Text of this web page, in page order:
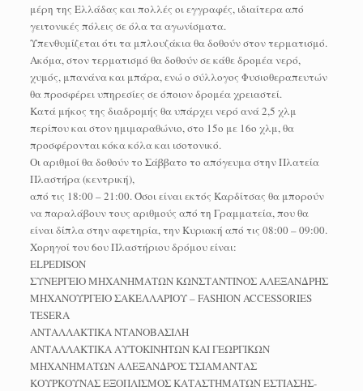
μέρη της Ελλάδας και πολλές οι εγγραφές, ιδιαίτερα από
γειτονικές πόλεις σε όλα τα αγωνίσματα.
Υπενθυμίζεται ότι τα μπλουζάκια θα δοθούν στον τερματισμό.
Ακόμα, στον τερματισμό θα δοθούν σε κάθε δρομέα νερό,
χυμός, μπανάνα και μπάρα, ενώ ο σύλλογος Φυσιοθεραπευτών
θα προσφέρει υπηρεσίες σε όποιον δρομέα χρειαστεί.
Κατά μήκος της διαδρομής θα υπάρχει νερό ανά 2,5 χλμ
περίπου και στον ημιμαραθώνιο, στο 15ο με 16ο χλμ, θα
προσφέρονται κόκα κόλα και ισοτονικό.
Οι αριθμοί θα δοθούν το Σάββατο το απόγευμα στην Πλατεία
Πλαστήρα (κεντρική),
από τις 18:00 – 21:00. Όσοι είναι εκτός Καρδίτσας θα μπορούν
να παραλάβουν τους αριθμούς από τη Γραμματεία, που θα
είναι δίπλα στην αφετηρία, την Κυριακή από τις 08:00 – 09:00.
Χορηγοί του 6ου Πλαστήριου δρόμου είναι:
ELPEDISON
ΣΥΝΕΡΓΕΙΟ ΜΗΧΑΝΗΜΑΤΩΝ ΚΩΝΣΤΑΝΤΙΝΟΣ ΑΛΕΞΑΝΔΡΗΣ
ΜΗΧΑΝΟΥΡΓΕΙΟ ΣΑΚΕΛΛΑΡΙΟΥ – FASHION ACCESSORIES
TESERA
ΑΝΤΑΛΛΑΚΤΙΚΑ ΝΤΑΝΟΒΑΣΙΛΗ
ΑΝΤΑΛΛΑΚΤΙΚΑ ΑΥΤΟΚΙΝΗΤΩΝ ΚΑΙ ΓΕΩΡΓΙΚΩΝ
ΜΗΧΑΝΗΜΑΤΩΝ ΑΛΕΞΑΝΔΡΟΣ ΤΣΙΑΜΑΝΤΑΣ
ΚΟΥΡΚΟΥΝΑΣ ΕΞΟΠΛΙΣΜΟΣ ΚΑΤΑΣΤΗΜΑΤΩΝ ΕΣΤΙΑΣΗΣ-